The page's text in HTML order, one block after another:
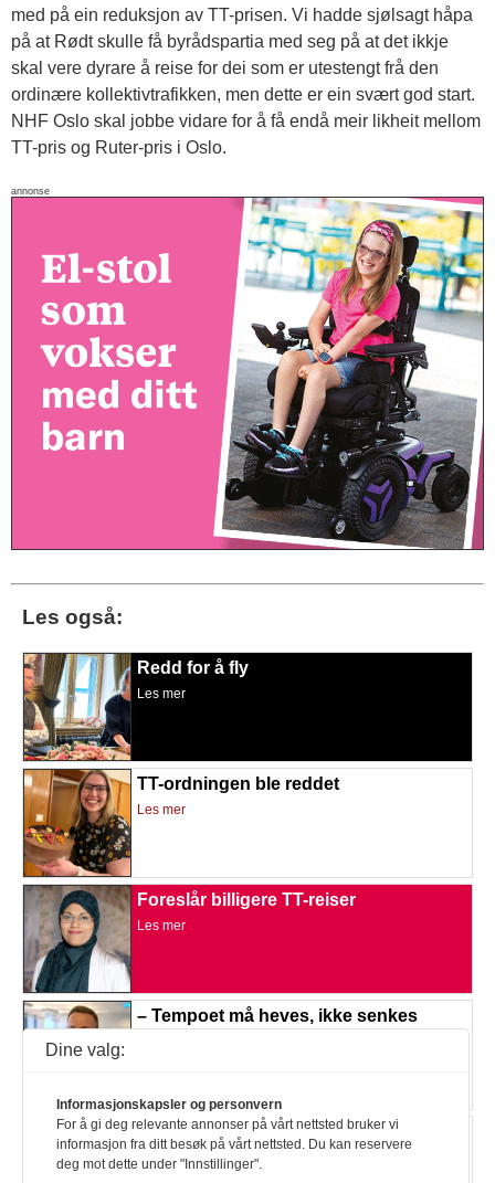
med på ein reduksjon av TT-prisen. Vi hadde sjølsagt håpa
på at Rødt skulle få byrådspartia med seg på at det ikkje
skal vere dyrare å reise for dei som er utestengt frå den
ordinære kollektivtrafikken, men dette er ein svært god start.
NHF Oslo skal jobbe vidare for å få endå meir likheit mellom
TT-pris og Ruter-pris i Oslo.
annonse
Les også:
Redd for å fly
Les mer
TT-ordningen ble reddet
Les mer
Foreslår billigere TT-reiser
Les mer
– Tempoet må heves, ikke senkes
Innrømmer at planen er urealistisk
Les mer
Dine valg:
Informasjonskapsler og personvern
For å gi deg relevante annonser på vårt nettsted bruker vi
informasjon fra ditt besøk på vårt nettsted. Du kan reservere
deg mot dette under "Innstillinger".